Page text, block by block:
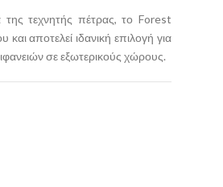
της τεχνητής πέτρας, το Forest
αποτελεί ιδανική επιλογή για
σε εξωτερικούς χώρους.